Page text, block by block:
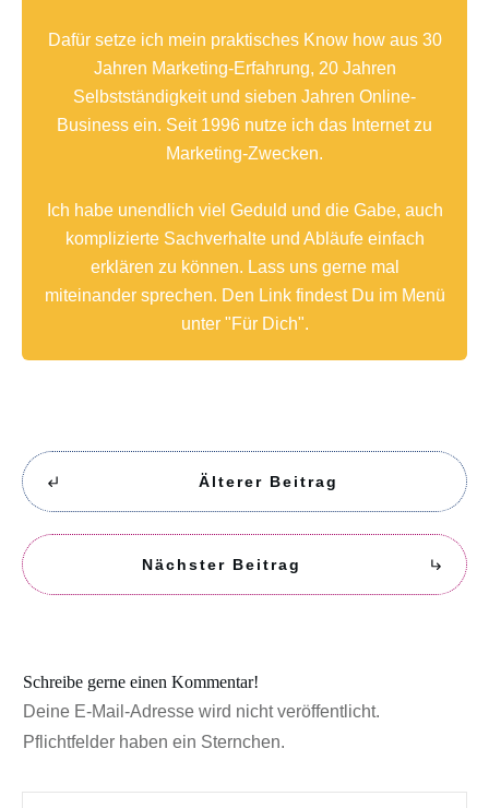
Dafür setze ich mein praktisches Know how aus 30
Jahren Marketing-Erfahrung, 20 Jahren
Selbstständigkeit und sieben Jahren Online-
Business ein. Seit 1996 nutze ich das Internet zu
Marketing-Zwecken.
Ich habe unendlich viel Geduld und die Gabe, auch
komplizierte Sachverhalte und Abläufe einfach
erklären zu können. Lass uns gerne mal
miteinander sprechen. Den Link findest Du im Menü
unter "Für Dich".
Älterer Beitrag
Nächster Beitrag
Schreibe gerne einen Kommentar!
Deine E-Mail-Adresse wird nicht veröffentlicht.
Pflichtfelder haben ein Sternchen.